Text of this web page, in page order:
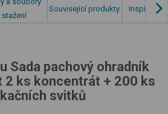
stažení
Související produkty Inspirace
Sada pachový ohradník
2 ks koncentrát + 200 ks
svitků